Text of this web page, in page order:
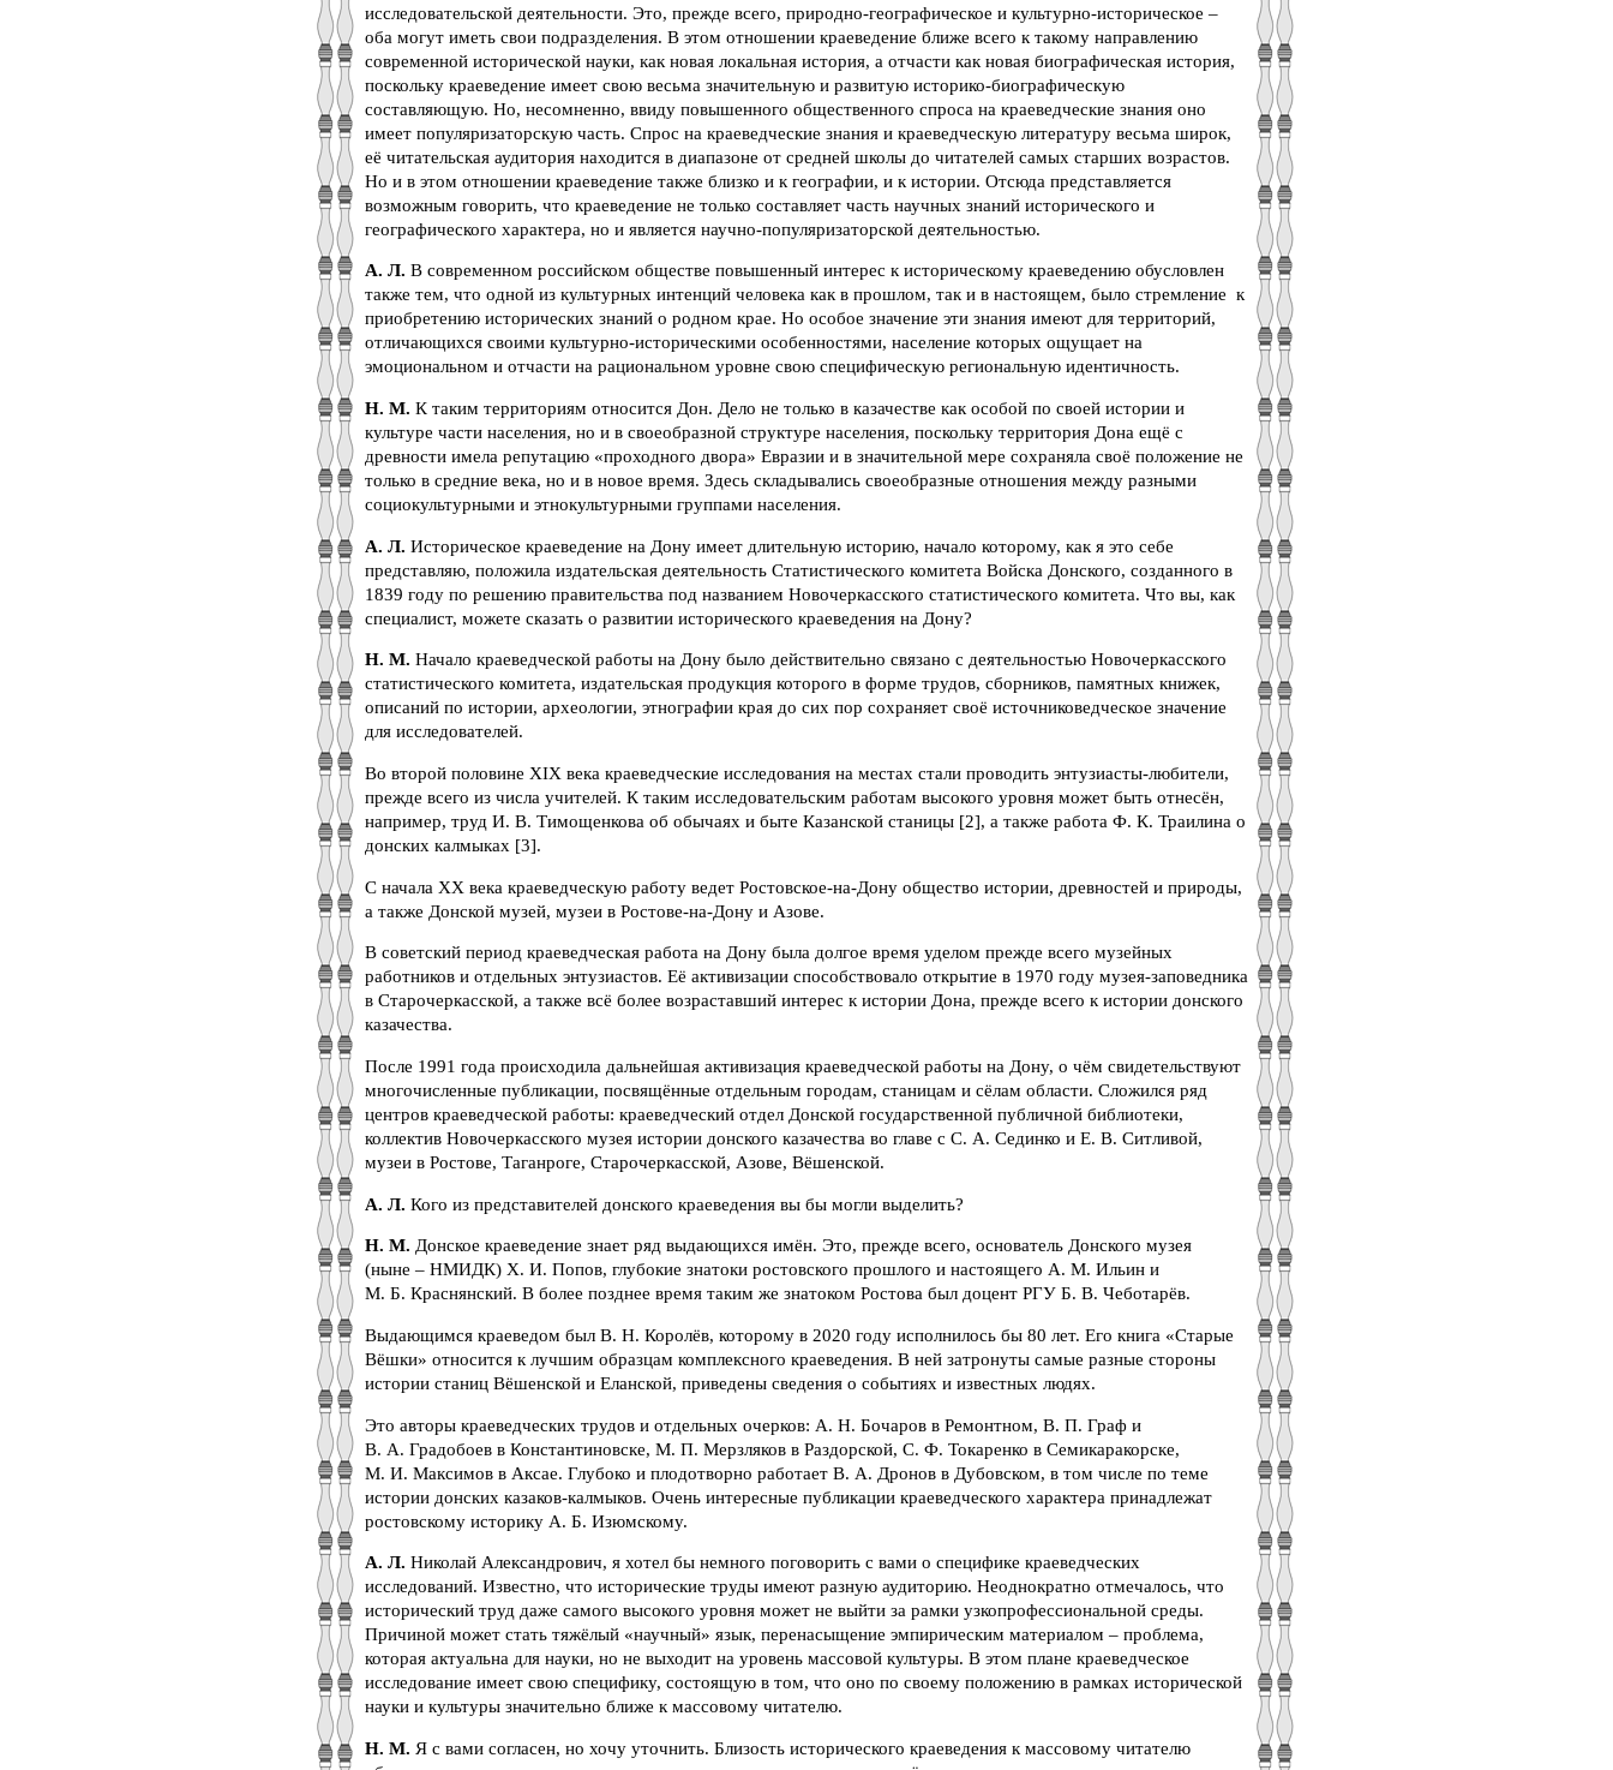
исследовательской деятельности. Это, прежде всего, природно-географическое и культурно-историческое –
оба могут иметь свои подразделения. В этом отношении краеведение ближе всего к такому направлению
современной исторической науки, как новая локальная история, а отчасти как новая биографическая история,
поскольку краеведение имеет свою весьма значительную и развитую историко-биографическую
составляющую. Но, несомненно, ввиду повышенного общественного спроса на краеведческие знания оно
имеет популяризаторскую часть. Спрос на краеведческие знания и краеведческую литературу весьма широк,
её читательская аудитория находится в диапазоне от средней школы до читателей самых старших возрастов.
Но и в этом отношении краеведение также близко и к географии, и к истории. Отсюда представляется
возможным говорить, что краеведение не только составляет часть научных знаний исторического и
географического характера, но и является научно-популяризаторской деятельностью.
А. Л. В современном российском обществе повышенный интерес к историческому краеведению обусловлен
также тем, что одной из культурных интенций человека как в прошлом, так и в настоящем, было стремление к
приобретению исторических знаний о родном крае. Но особое значение эти знания имеют для территорий,
отличающихся своими культурно-историческими особенностями, население которых ощущает на
эмоциональном и отчасти на рациональном уровне свою специфическую региональную идентичность.
Н. М. К таким территориям относится Дон. Дело не только в казачестве как особой по своей истории и
культуре части населения, но и в своеобразной структуре населения, поскольку территория Дона ещё с
древности имела репутацию «проходного двора» Евразии и в значительной мере сохраняла своё положение не
только в средние века, но и в новое время. Здесь складывались своеобразные отношения между разными
социокультурными и этнокультурными группами населения.
А. Л. Историческое краеведение на Дону имеет длительную историю, начало которому, как я это себе
представляю, положила издательская деятельность Статистического комитета Войска Донского, созданного в
1839 году по решению правительства под названием Новочеркасского статистического комитета. Что вы, как
специалист, можете сказать о развитии исторического краеведения на Дону?
Н. М. Начало краеведческой работы на Дону было действительно связано с деятельностью Новочеркасского
статистического комитета, издательская продукция которого в форме трудов, сборников, памятных книжек,
описаний по истории, археологии, этнографии края до сих пор сохраняет своё источниковедческое значение
для исследователей.
Во второй половине XIX века краеведческие исследования на местах стали проводить энтузиасты-любители,
прежде всего из числа учителей. К таким исследовательским работам высокого уровня может быть отнесён,
например, труд И. В. Тимощенкова об обычаях и быте Казанской станицы [2], а также работа Ф. К. Траилина о
донских калмыках [3].
С начала ХХ века краеведческую работу ведет Ростовское-на-Дону общество истории, древностей и природы,
а также Донской музей, музеи в Ростове-на-Дону и Азове.
В советский период краеведческая работа на Дону была долгое время уделом прежде всего музейных
работников и отдельных энтузиастов. Её активизации способствовало открытие в 1970 году музея-заповедника
в Старочеркасской, а также всё более возраставший интерес к истории Дона, прежде всего к истории донского
казачества.
После 1991 года происходила дальнейшая активизация краеведческой работы на Дону, о чём свидетельствуют
многочисленные публикации, посвящённые отдельным городам, станицам и сёлам области. Сложился ряд
центров краеведческой работы: краеведческий отдел Донской государственной публичной библиотеки,
коллектив Новочеркасского музея истории донского казачества во главе с С. А. Сединко и Е. В. Ситливой,
музеи в Ростове, Таганроге, Старочеркасской, Азове, Вёшенской.
А. Л. Кого из представителей донского краеведения вы бы могли выделить?
Н. М. Донское краеведение знает ряд выдающихся имён. Это, прежде всего, основатель Донского музея
(ныне – НМИДК) Х. И. Попов, глубокие знатоки ростовского прошлого и настоящего А. М. Ильин и
М. Б. Краснянский. В более позднее время таким же знатоком Ростова был доцент РГУ Б. В. Чеботарёв.
Выдающимся краеведом был В. Н. Королёв, которому в 2020 году исполнилось бы 80 лет. Его книга «Старые
Вёшки» относится к лучшим образцам комплексного краеведения. В ней затронуты самые разные стороны
истории станиц Вёшенской и Еланской, приведены сведения о событиях и известных людях.
Это авторы краеведческих трудов и отдельных очерков: А. Н. Бочаров в Ремонтном, В. П. Граф и
В. А. Градобоев в Константиновске, М. П. Мерзляков в Раздорской, С. Ф. Токаренко в Семикаракорске,
М. И. Максимов в Аксае. Глубоко и плодотворно работает В. А. Дронов в Дубовском, в том числе по теме
истории донских казаков-калмыков. Очень интересные публикации краеведческого характера принадлежат
ростовскому историку А. Б. Изюмскому.
А. Л. Николай Александрович, я хотел бы немного поговорить с вами о специфике краеведческих
исследований. Известно, что исторические труды имеют разную аудиторию. Неоднократно отмечалось, что
исторический труд даже самого высокого уровня может не выйти за рамки узкопрофессиональной среды.
Причиной может стать тяжёлый «научный» язык, перенасыщение эмпирическим материалом – проблема,
которая актуальна для науки, но не выходит на уровень массовой культуры. В этом плане краеведческое
исследование имеет свою специфику, состоящую в том, что оно по своему положению в рамках исторической
науки и культуры значительно ближе к массовому читателю.
Н. М. Я с вами согласен, но хочу уточнить. Близость исторического краеведения к массовому читателю